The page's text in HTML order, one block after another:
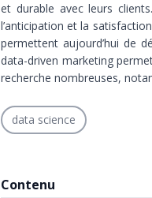
et durable avec leurs
l’anticipation et la
permettent aujourd’hui de
data-driven marketing
recherche nombreuses,
data science
Contenu